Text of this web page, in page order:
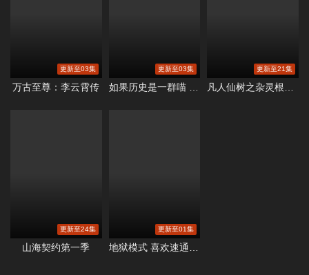
万古至尊：李云霄传
更新至03集
如果历史是一群喵 大明皇朝篇
更新至03集
凡人仙树之杂灵根也能修仙
更新至21集
山海契约第一季
更新至24集 更新至01集